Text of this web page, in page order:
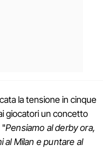
la tensione in cinque
giocatori un concetto
"Pensiamo al derby ora,
al Milan e puntare al